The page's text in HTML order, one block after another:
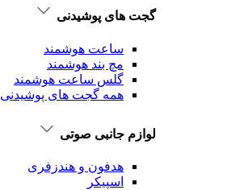
گجت های پوشیدنی
ساعت هوشمند
مچ بند هوشمند
گلس ساعت هوشمند
همه گجت های پوشیدنی
لوازم جانبی صوتی
هدفون و هندزفری
اسپیکر